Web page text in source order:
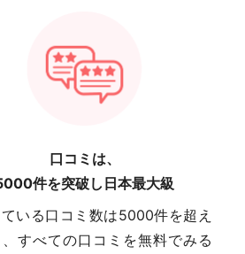
口コミは、
件を突破し日本最大級
いる口コミ数は5000件を超え
すべての口コミを無料でみる